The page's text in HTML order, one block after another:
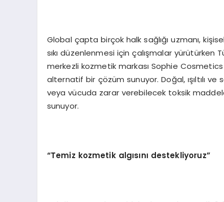
Global çapta birçok halk sağlığı uzmanı,
sıkı düzenlenmesi için çalışmalar yürütürken
merkezli kozmetik markası Sophie
alternatif bir çözüm sunuyor. Doğal, ışıltılı ve
veya vücuda zarar verebilecek toksik
sunuyor.
“Temiz kozmetik algısını destekliyoruz”